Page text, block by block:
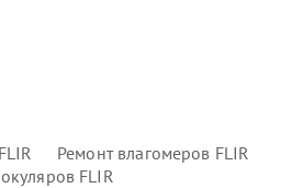
Ремонт влагомеров FLIR
FLIR